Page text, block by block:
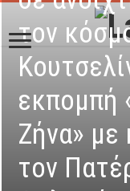
τον
εκπομπή
Ζήνα» με
τον